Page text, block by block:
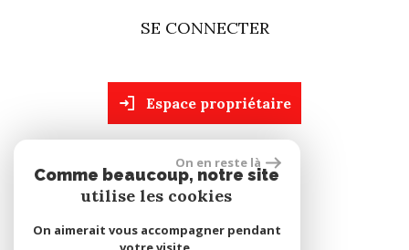
SE CONNECTER
espace propriétaire
site réalisé par
On en reste là
Comme beaucoup, notre site
utilise les cookies
On aimerait vous accompagner pendant